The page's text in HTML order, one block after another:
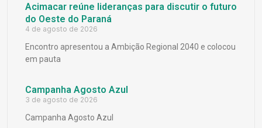
Acimacar reúne lideranças para discutir o futuro
do Oeste do Paraná
4 de agosto de 2026
Encontro apresentou a Ambição Regional 2040 e colocou
em pauta
Campanha Agosto Azul
3 de agosto de 2026
Campanha Agosto Azul